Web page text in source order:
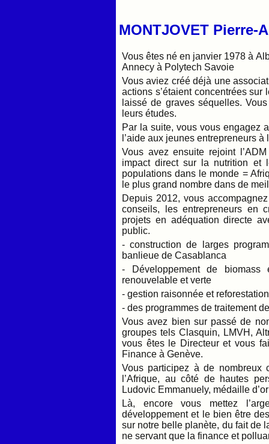
MONTJOVET Pierre-
Vous êtes né en janvier 1978 à
Annecy à Polytech Savoie
Vous aviez créé déjà une
actions s’étaient concentrées
laissé de graves séquelles.
leurs études.
Par la suite, vous vous engagez
l’aide aux jeunes entrepreneurs à
Vous avez ensuite rejoint
impact direct sur la nutrition et
populations dans le monde =
le plus grand nombre dans de
Depuis 2012, vous
conseils, les entrepreneurs en
projets en adéquation directe
public.
- construction de larges
banlieue de Casablanca
- Développement de biomass
renouvelable et verte
- gestion raisonnée et
- des programmes de traitement
Vous avez bien sur passé de
groupes tels Clasquin, LMVH,
vous êtes le Directeur et vous
Finance à Genève.
Vous participez à de nombreux
l’Afrique, au côté de hautes
Ludovic Emmanuely, médaille
Là, encore vous mettez
développement et le bien être
sur notre belle planète, du fait de
ne servant que la finance et